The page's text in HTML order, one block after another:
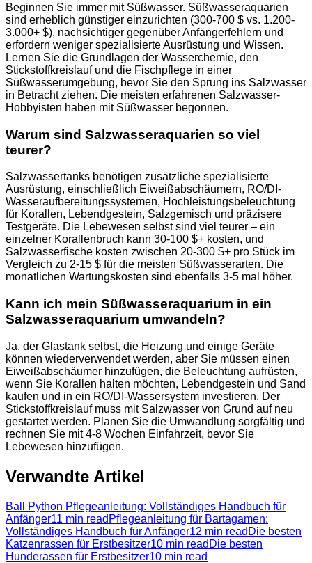
Beginnen Sie immer mit Süßwasser. Süßwasseraquarien
sind erheblich günstiger einzurichten (300-700 $ vs. 1.200-
3.000+ $), nachsichtiger gegenüber Anfängerfehlern und
erfordern weniger spezialisierte Ausrüstung und Wissen.
Lernen Sie die Grundlagen der Wasserchemie, den
Stickstoffkreislauf und die Fischpflege in einer
Süßwasserumgebung, bevor Sie den Sprung ins Salzwasser
in Betracht ziehen. Die meisten erfahrenen Salzwasser-
Hobbyisten haben mit Süßwasser begonnen.
Warum sind Salzwasseraquarien so viel
teurer?
Salzwassertanks benötigen zusätzliche spezialisierte
Ausrüstung, einschließlich Eiweißabschäumern, RO/DI-
Wasseraufbereitungssystemen, Hochleistungsbeleuchtung
für Korallen, Lebendgestein, Salzgemisch und präzisere
Testgeräte. Die Lebewesen selbst sind viel teurer – ein
einzelner Korallenbruch kann 30-100 $+ kosten, und
Salzwasserfische kosten zwischen 20-300 $+ pro Stück im
Vergleich zu 2-15 $ für die meisten Süßwasserarten. Die
monatlichen Wartungskosten sind ebenfalls 3-5 mal höher.
Kann ich mein Süßwasseraquarium in ein
Salzwasseraquarium umwandeln?
Ja, der Glastank selbst, die Heizung und einige Geräte
können wiederverwendet werden, aber Sie müssen einen
Eiweißabschäumer hinzufügen, die Beleuchtung aufrüsten,
wenn Sie Korallen halten möchten, Lebendgestein und Sand
kaufen und in ein RO/DI-Wassersystem investieren. Der
Stickstoffkreislauf muss mit Salzwasser von Grund auf neu
gestartet werden. Planen Sie die Umwandlung sorgfältig und
rechnen Sie mit 4-8 Wochen Einfahrzeit, bevor Sie
Lebewesen hinzufügen.
Verwandte Artikel
Ball Python Pflegeanleitung: Vollständiges Handbuch für
Anfänger11 min read Pflegeanleitung für Bartagamen:
Vollständiges Handbuch für Anfänger12 min read Die besten
Katzenrassen für Erstbesitzer10 min read Die besten
Hunderassen für Erstbesitzer10 min read